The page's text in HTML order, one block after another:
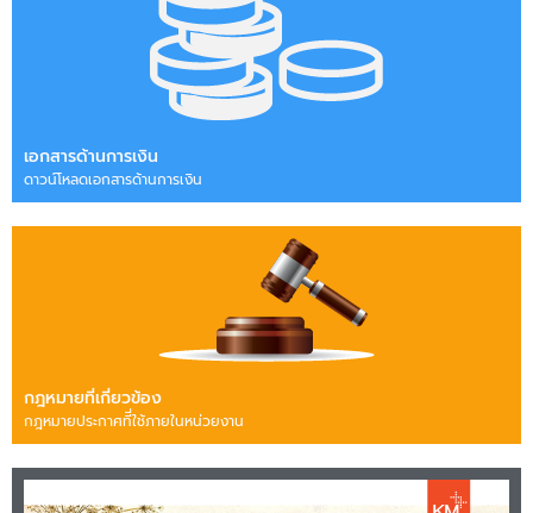
เอกสารด้านการเงิน
ดาวน์โหลดเอกสารด้านการเงิน
กฎหมายที่เกี่ยวข้อง
กฎหมายประกาศทีี่ใช้ภายในหน่วยงาน